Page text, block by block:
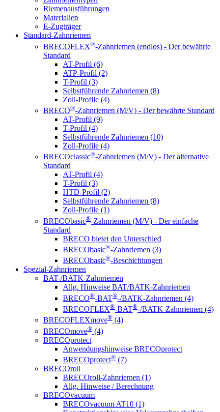
Riemenausführungen
Materialien
E-Zugträger
Standard-Zahnriemen
BRECOFLEX®-Zahnriemen (endlos) - Der bewährte
Standard
AT-Profil (6)
ATP-Profil (2)
T-Profil (3)
Selbstführende Zahnriemen (8)
Zoll-Profile (4)
BRECO®-Zahnriemen (M/V) - Der bewährte Standard
AT-Profil (9)
T-Profil (4)
Selbstführende Zahnriemen (10)
Zoll-Profile (4)
BRECOclassic®-Zahnriemen (M/V) - Der alternative
Standard
AT-Profil (4)
T-Profil (3)
HTD-Profil (2)
Selbstführende Zahnriemen (8)
Zoll-Profile (1)
BRECObasic®-Zahnriemen (M/V) - Der einfache
Standard
BRECO bietet den Unterschied
BRECObasic®-Zahnriemen (3)
BRECObasic®-Beschichtungen
Spezial-Zahnriemen
BAT-/BATK-Zahnriemen
Allg. Hinweise BAT/BATK-Zahnriemen
BRECO®-BAT®-/BATK-Zahnriemen (4)
BRECOFLEX®-BAT®-/BATK-Zahnriemen (4)
BRECOFLEXmove® (4)
BRECOmove® (4)
BRECOprotect
Anwendungshinweise BRECOprotect
BRECOprotect® (7)
BRECOroll
BRECOroll-Zahnriemen (1)
Allg. Hinweise / Berechnung
BRECOvacuum
BRECOvacuum AT10 (1)